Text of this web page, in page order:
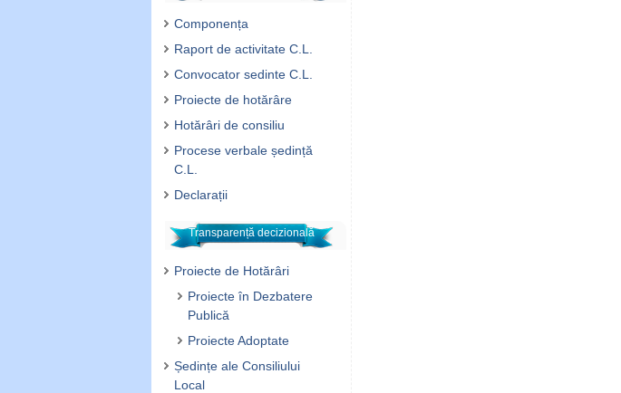
Componența
Raport de activitate C.L.
Convocator sedinte C.L.
Proiecte de hotărâre
Hotărâri de consiliu
Procese verbale ședință
C.L.
Declarații
Transparență decizională
Proiecte de Hotărâri
Proiecte în Dezbatere
Publică
Proiecte Adoptate
Ședințe ale Consiliului
Local